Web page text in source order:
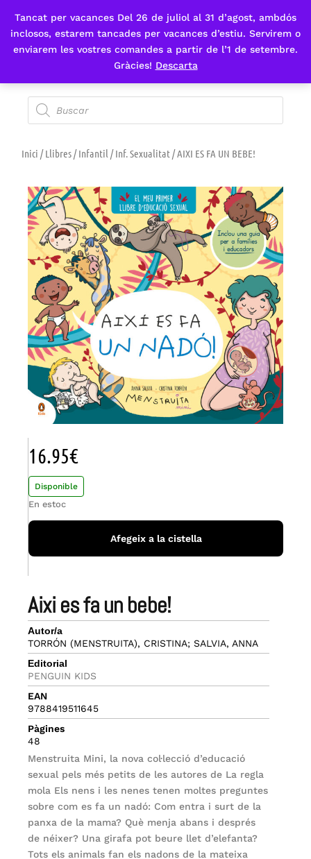
Tancat per vacances Del 26 de juliol al 31 d’agost, ambdós
inclosos, estarem tancades per vacances d’estiu. Servirem o
enviarem les vostres comandes a partir de l’1 de setembre.
Gràcies! Descarta
Fes-te'n sòcia
Inici /Llibres/Infantil /Inf. Sexualitat/ AIXI ES FA UN BEBE!
aixi es fa un bebe!
Autor/a
TORRÓN (MENSTRUITA), CRISTINA; SALVIA, ANNA
Editorial
PENGUIN KIDS
EAN
9788419511645
Pàgines
48
Menstruita Mini, la nova col·lecció d’educació
sexual pels més petits de les autores de La regla
mola Els nens i les nenes tenen moltes preguntes
sobre com es fa un nadó: Com entra i surt de la
panxa de la mama? Què menja abans i després
de néixer? Una girafa pot beure llet d’elefanta?
Tots els animals fan els nadons de la mateixa
16.95€
Disponible
En estoc
Afegeix a la cistella